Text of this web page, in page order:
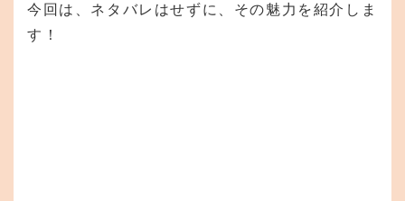
今回は、ネタバレはせずに、その魅力を紹介しま
す！